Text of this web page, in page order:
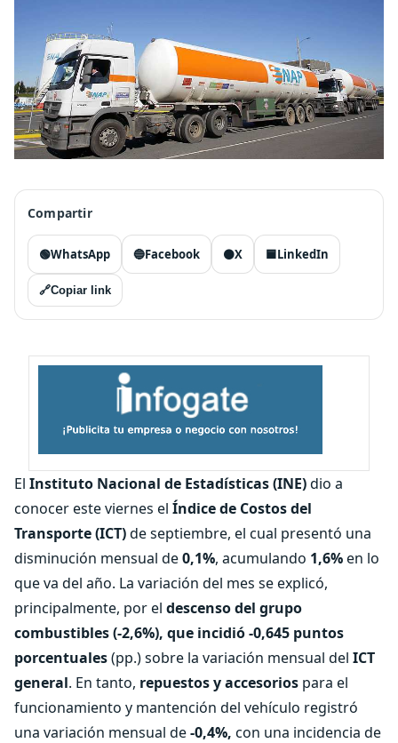
Compartir
🟢WhatsApp 🔵Facebook ⚫X 🟦LinkedIn
🔗Copiar link
El Instituto Nacional de Estadísticas (INE)dio a
conocer este viernes el Índice de Costos del
Transporte (ICT)de septiembre, el cual presentó una
disminución mensual de0,1%, acumulando 1,6%en lo
que va del año. La variación del mes se explicó,
principalmente, por el descenso del grupo
combustibles (-2,6%), que incidió -0,645 puntos
porcentuales(pp.) sobre la variación mensual del ICT
general. En tanto, repuestos y accesorios para el
funcionamiento y mantención del vehículo registró
una variación mensual de-0,4%, con una incidencia de